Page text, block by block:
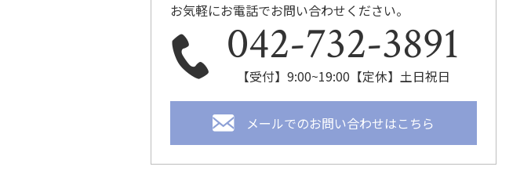
お気軽にお電話でお問い合わせください。
042-732-3891
【受付】9:00~19:00【定休】土日祝日
メールでのお問い合わせはこちら